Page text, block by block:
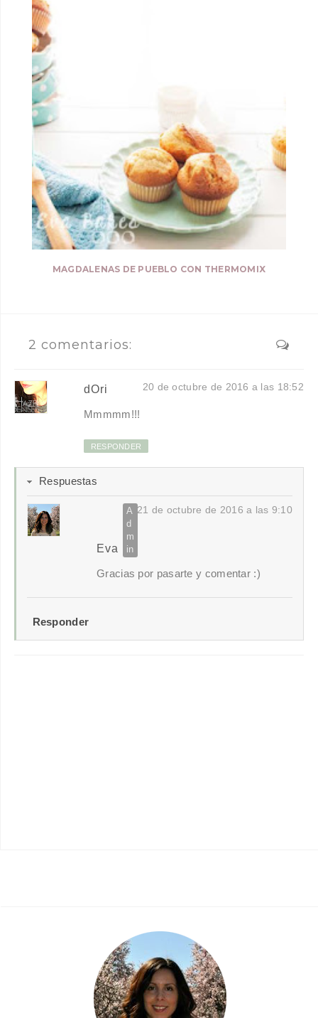
MAGDALENAS DE PUEBLO CON THERMOMIX
2 comentarios:
dOri 20 de octubre de 2016 a las 18:52
Mmmmm!!!
RESPONDER
Respuestas
Eva
21 de octubre de 2016 a las 9:10
Gracias por pasarte y comentar :)
Responder